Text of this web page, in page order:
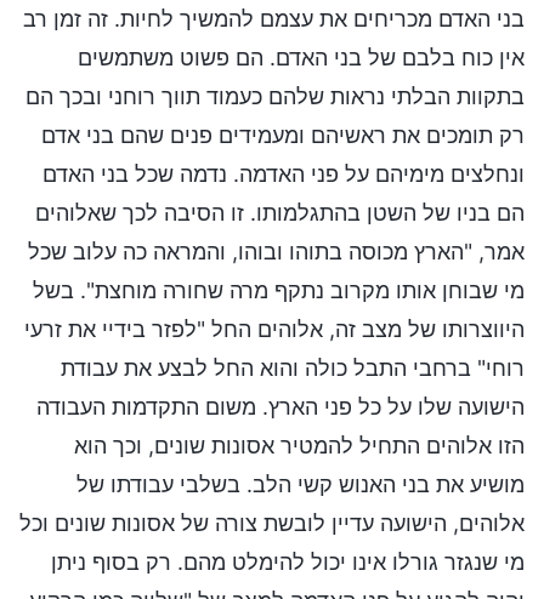
בני האדם מכריחים את עצמם להמשיך לחיות. זה זמן רב
אין כוח בלבם של בני האדם. הם פשוט משתמשים
בתקוות הבלתי נראות שלהם כעמוד תווך רוחני ובכך הם
רק תומכים את ראשיהם ומעמידים פנים שהם בני אדם
ונחלצים מימיהם על פני האדמה. נדמה שכל בני האדם
הם בניו של השטן בהתגלמותו. זו הסיבה לכך שאלוהים
אמר, "הארץ מכוסה בתוהו ובוהו, והמראה כה עלוב שכל
מי שבוחן אותו מקרוב נתקף מרה שחורה מוחצת". בשל
היווצרותו של מצב זה, אלוהים החל "לפזר בידיי את זרעי
רוחי" ברחבי התבל כולה והוא החל לבצע את עבודת
הישועה שלו על כל פני הארץ. משום התקדמות העבודה
הזו אלוהים התחיל להמטיר אסונות שונים, וכך הוא
מושיע את בני האנוש קשי הלב. בשלבי עבודתו של
אלוהים, הישועה עדיין לובשת צורה של אסונות שונים וכל
מי שנגזר גורלו אינו יכול להימלט מהם. רק בסוף ניתן